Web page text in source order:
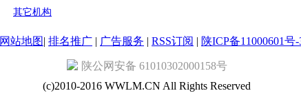
其它机构
网站地图| 排名推广 | 广告服务 | RSS订阅 | 陕ICP备11000601号-
陕公网安备 61010302000158号
(c)2010-2016 WWLM.CN All Rights Reserved